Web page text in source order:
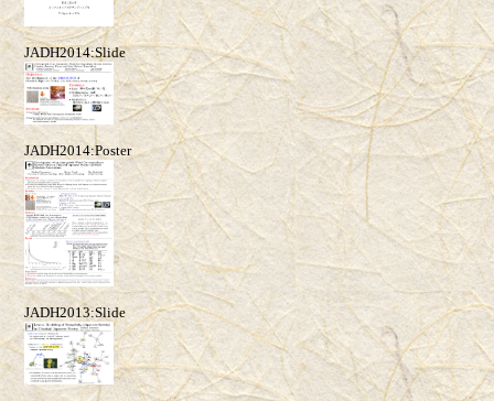
JADH2014:Slide
JADH2014:Poster
JADH2013:Slide